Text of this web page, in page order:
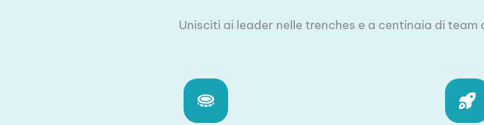
Unisciti ai leader nelle trenches e a centinaia di